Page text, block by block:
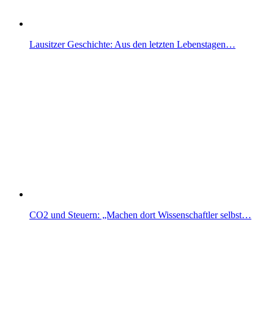
Lausitzer Geschichte: Aus den letzten Lebenstagen…
CO2 und Steuern: „Machen dort Wissenschaftler selbst…